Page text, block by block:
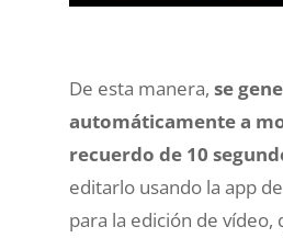
De esta manera, se
automáticamente a
recuerdo de 10
editarlo usando la app
para la edición de vídeo,